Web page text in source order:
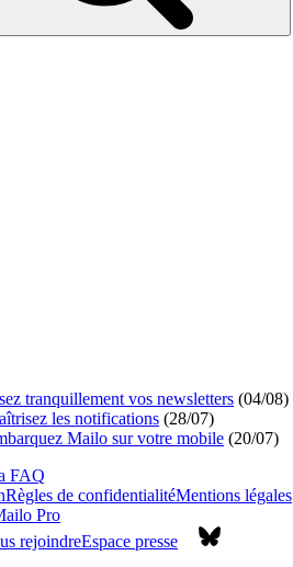
tranquillement vos newsletters (04/08)
les notifications (28/07)
Mailo sur votre mobile (20/07)
FAQ
Règles de confidentialitéMentions légales
Pro
rejoindreEspace presse